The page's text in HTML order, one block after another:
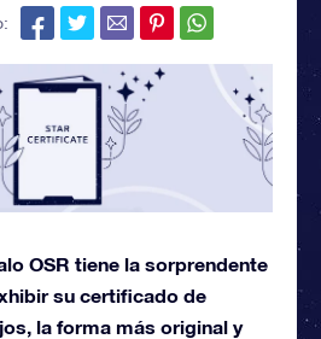
OSR tiene la sorprendente
su certificado de
la forma más original y